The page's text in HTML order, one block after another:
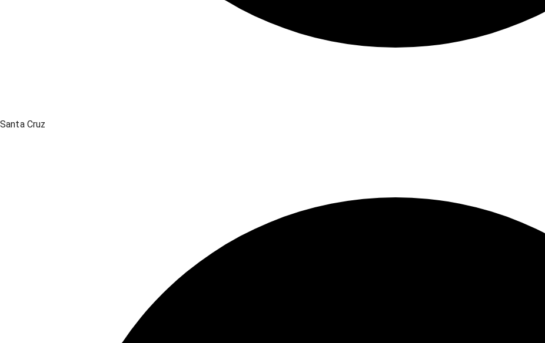
Santa Cruz